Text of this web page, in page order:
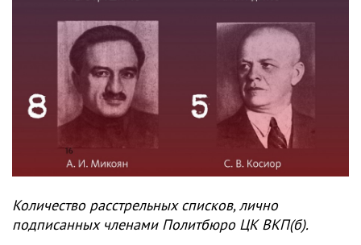
Количество расстрельных списков, лично
подписанных членами Политбюро ЦК ВКП(б).